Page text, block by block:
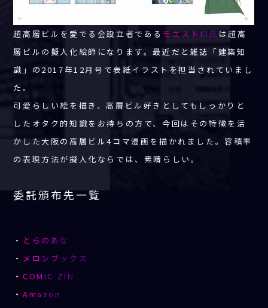
超高層ビルを愛でる会設立者である モエストロ氏 は超高
層ビルの擬人化絵師になります。最近だと雑誌「建築知
識」の2017年12月号で表紙イラストを担当されていまし
た。
可愛らしい絵を描き、高層ビル好きとしてもしっかりと
したオタク的知識をお持ちの方で、今回はその特徴を活
かした大阪の高層ビル4コマ漫画を描かれました。容積率
の表現方法が擬人化ならでは、素晴らしい。
委託頒布先一覧
・ とらのあな
・ メロンブックス
・ COMIC ZIN
・ Amazon